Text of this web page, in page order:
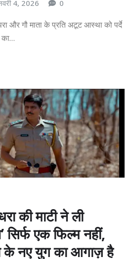
4, 2026 0
और गौ माता के प्रति अटूट आस्था को पर्दे
का…
की माटी ने ली
सिर्फ एक फिल्म नहीं,
के नए युग का आगाज़ है